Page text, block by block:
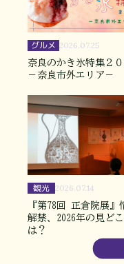
グルメ 2026.07.25
奈良のかき氷特集２０
－奈良市外エリア－
観光 2026.07.14
『第78回 正倉院展』
解禁、2026年の見ど
は？